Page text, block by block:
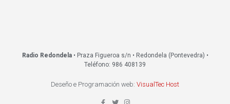
Radio Redondela• Praza Figueroa s/n • Redondela (Pontevedra) •
Teléfono: 986 408139
Deseño e Programación web: VisualTec Host